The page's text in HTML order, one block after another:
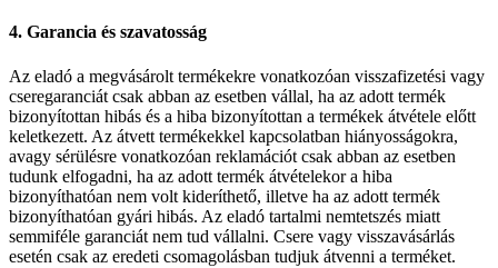
4. Garancia és szavatosság
Az eladó a megvásárolt termékekre vonatkozóan visszafizetési vagy
cseregaranciát csak abban az esetben vállal, ha az adott termék
bizonyítottan hibás és a hiba bizonyítottan a termékek átvétele előtt
keletkezett. Az átvett termékekkel kapcsolatban hiányosságokra,
avagy sérülésre vonatkozóan reklamációt csak abban az esetben
tudunk elfogadni, ha az adott termék átvételekor a hiba
bizonyíthatóan nem volt kideríthető, illetve ha az adott termék
bizonyíthatóan gyári hibás. Az eladó tartalmi nemtetszés miatt
semmiféle garanciát nem tud vállalni. Csere vagy visszavásárlás
esetén csak az eredeti csomagolásban tudjuk átvenni a terméket.